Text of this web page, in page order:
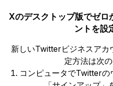
Xのデスクトップ版でゼ
ントを設
新しいTwitterビジネスアカ
定方法は次
コンピュータでTwitterの